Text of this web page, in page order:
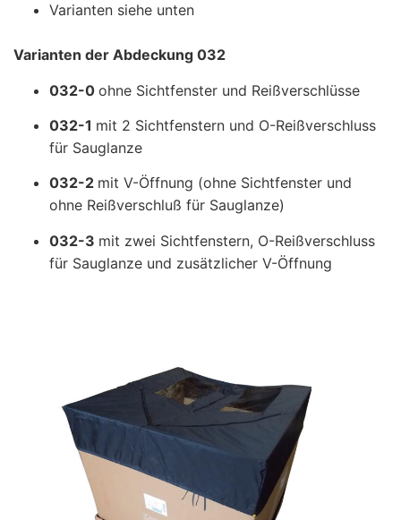
Varianten siehe unten
Varianten der Abdeckung 032
032-0 ohne Sichtfenster und Reißverschlüsse
032-1 mit 2 Sichtfenstern und O-Reißverschluss
für Sauglanze
032-2 mit V-Öffnung (ohne Sichtfenster und
ohne Reißverschluß für Sauglanze)
032-3 mit zwei Sichtfenstern, O-Reißverschluss
für Sauglanze und zusätzlicher V-Öffnung